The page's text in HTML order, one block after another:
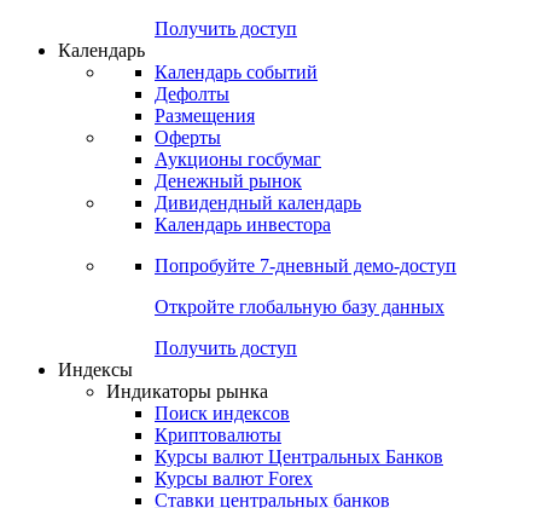
Попробуйте7-дневный
Откройте глобальную базу данных
Получить доступ
Календарь
Календарь событий
Дефолты
Размещения
Оферты
Денежный рынок
Календарь инвестора
Попробуйте7-дневный
Откройте глобальную базу данных
Получить доступ
Индикаторы рынка
Поиск индексов